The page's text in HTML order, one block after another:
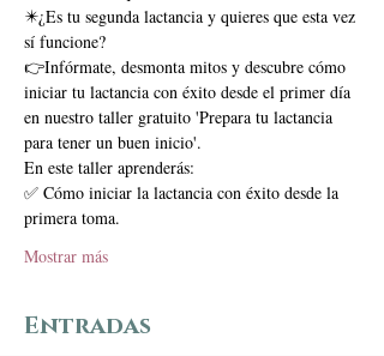
✴️¿Es tu segunda lactancia y quieres que esta vez
sí funcione?
👉Infórmate, desmonta mitos y descubre cómo
iniciar tu lactancia con éxito desde el primer día
en nuestro taller gratuito 'Prepara tu lactancia
para tener un buen inicio'.
En este taller aprenderás:
✅ Cómo iniciar la lactancia con éxito desde la
primera toma.
Mostrar más
Entradas